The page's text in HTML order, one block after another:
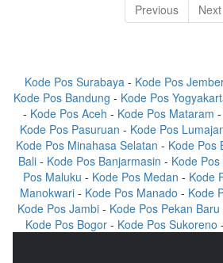
Previous Next
Kode Pos Surabaya - Kode Pos
Kode Pos Bandung - Kode Pos
- Kode Pos Aceh - Kode Pos Mataram -
Kode Pos Pasuruan - Kode Pos
Kode Pos Minahasa Selatan - Kode Pos
Bali- Kode Pos Banjarmasin - Kode
Pos Maluku - Kode Pos Medan - Kode
Manokwari - Kode Pos Manado - Kode
Kode Pos Jambi- Kode Pos Pekan Baru
Kode Pos Bogor - Kode Pos Sukoreno -